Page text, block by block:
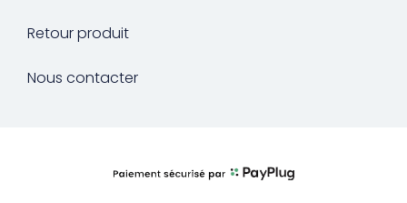
Retour produit
Nous contacter